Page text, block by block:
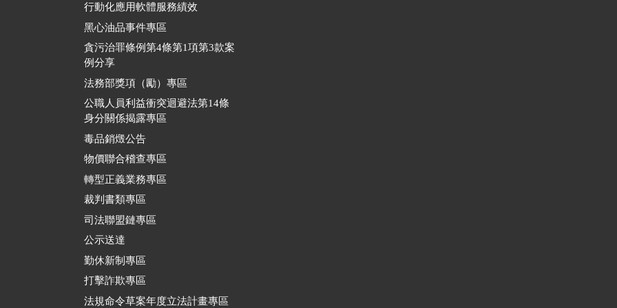
行動化應用軟體服務績效
黑心油品事件專區
貪污治罪條例第4條第1項第3款案
例分享
法務部獎項（勵）專區
公職人員利益衝突迴避法第14條
身分關係揭露專區
毒品銷燬公告
物價聯合稽查專區
轉型正義業務專區
裁判書類專區
司法聯盟鏈專區
公示送達
勤休新制專區
打擊詐欺專區
法規命令草案年度立法計畫專區